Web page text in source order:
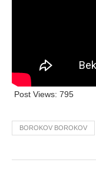
Post Views: 795
BOROKOV BOROKOV